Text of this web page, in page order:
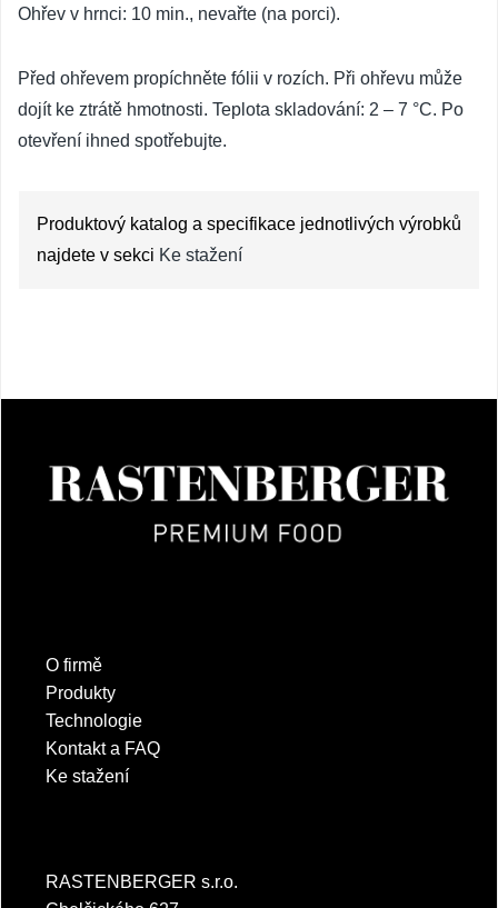
Ohřev v hrnci: 10 min., nevařte (na porci).
Před ohřevem propíchněte fólii v rozích. Při ohřevu může
dojít ke ztrátě hmotnosti. Teplota skladování: 2 – 7 °C. Po
otevření ihned spotřebujte.
Produktový katalog a specifikace jednotlivých výrobků
najdete v sekci Ke stažení
O firmě
Produkty
Technologie
Kontakt a FAQ
Ke stažení
RASTENBERGER s.r.o.